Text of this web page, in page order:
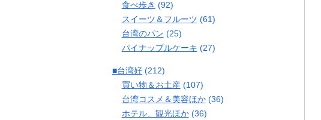
食べ歩き (92)
スイーツ＆フルーツ (61)
台湾のパン (25)
パイナップルケーキ (27)
■台湾好 (212)
買い物＆お土産(107)
台湾コスメ＆美容ほか(36)
ホテル、観光ほか(36)